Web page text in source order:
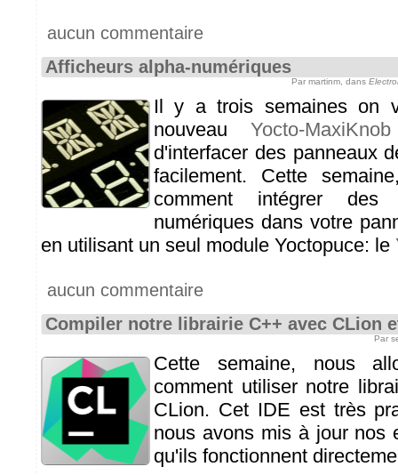
aucun commentaire
Afficheurs alpha-numériques
Par martinm, dans
Il y a trois semaines on
nouveau Yocto-MaxiKnob
d'interfacer des panneaux
facilement. Cette
comment intégrer des
numériques dans votre
en utilisant un seul module Yoctopuce: le
aucun commentaire
Compiler notre librairie C++ avec CLion
Par
Cette semaine, nous
comment utiliser notre
CLion. Cet IDE est très
nous avons mis à jour nos
qu'ils fonctionnent